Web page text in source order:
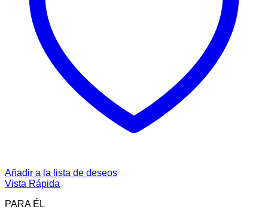
Añadir a la lista de deseos
Vista Rápida
PARA ÉL